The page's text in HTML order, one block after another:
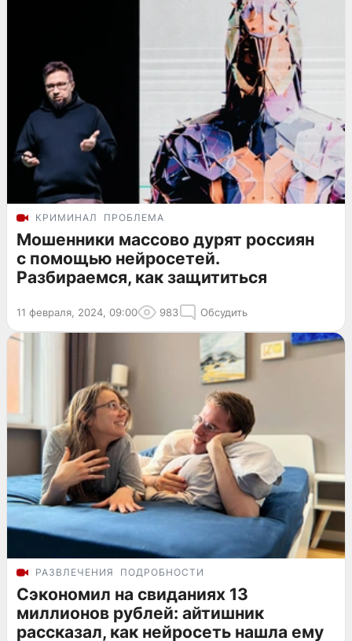
КРИМИНАЛ ПРОБЛЕМА
Мошенники массово дурят россиян
с помощью нейросетей.
Разбираемся, как защититься
11 февраля, 2024, 09:00 983 Обсудить
РАЗВЛЕЧЕНИЯ ПОДРОБНОСТИ
Сэкономил на свиданиях 13
миллионов рублей: айтишник
рассказал, как нейросеть нашла ему